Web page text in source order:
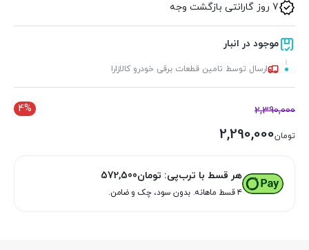
7 روز گارانتی بازگشت وجه
موجود در انبار
ارسال توسط تامین قطعات برقی خودرو کالازارا
4% 2,390,000
تومان2,290,000
هر قسط با ترب‌پی: تومان572,500
۴ قسط ماهانه. بدون سود، چک و ضامن.